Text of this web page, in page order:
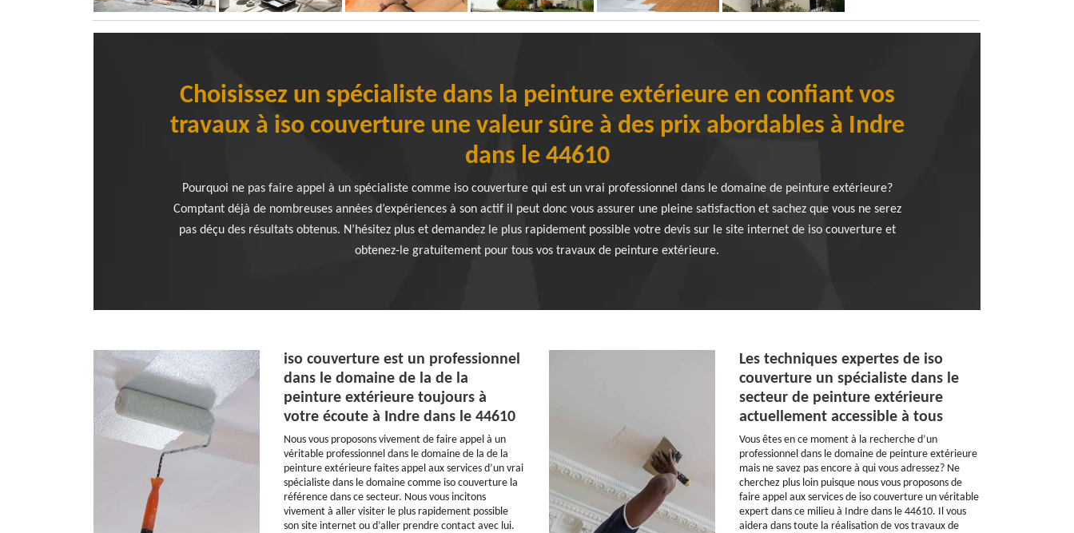
Choisissez un spécialiste dans la peinture extérieure en confiant vos
travaux à iso couverture une valeur sûre à des prix abordables à Indre
dans le 44610
Pourquoi ne pas faire appel à un spécialiste comme iso couverture qui est un vrai professionnel dans le domaine de peinture extérieure?
Comptant déjà de nombreuses années d’expériences à son actif il peut donc vous assurer une pleine satisfaction et sachez que vous ne serez
pas déçu des résultats obtenus. N’hésitez plus et demandez le plus rapidement possible votre devis sur le site internet de iso couverture et
obtenez-le gratuitement pour tous vos travaux de peinture extérieure.
iso couverture est un professionnel
dans le domaine de la de la
peinture extérieure toujours à
votre écoute à Indre dans le 44610
Nous vous proposons vivement de faire appel à un
véritable professionnel dans le domaine de la de la
peinture extérieure faites appel aux services d’un vrai
spécialiste dans le domaine comme iso couverture la
référence dans ce secteur. Nous vous incitons
vivement à aller visiter le plus rapidement possible
son site internet ou d’aller prendre contact avec lui.
Les techniques expertes de iso
couverture un spécialiste dans le
secteur de peinture extérieure
actuellement accessible à tous
Vous êtes en ce moment à la recherche d’un
professionnel dans le domaine de peinture extérieure
mais ne savez pas encore à qui vous adressez? Ne
cherchez plus loin puisque nous vous proposons de
faire appel aux services de iso couverture un véritable
expert dans ce milieu à Indre dans le 44610. Il vous
aidera dans toute la réalisation de vos travaux de